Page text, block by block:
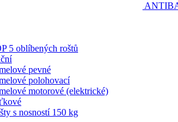
5 oblíbených roštů
pevné
polohovací
motorové (elektrické)
s nosností 150 kg